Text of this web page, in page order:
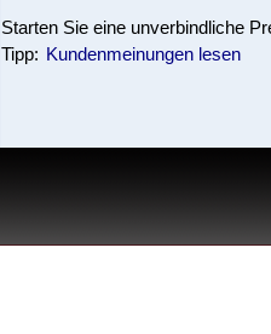
Starten Sie eine unverbindliche
Tipp: Kundenmeinungen lesen